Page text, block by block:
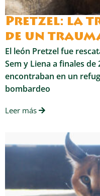
Pretzel: la
de un
El león Pretzel fue
Sem y Liena a finales de
encontraban en un
bombardeo
Leer más